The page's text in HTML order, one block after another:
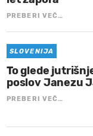
PREBERI VEČ…
SLOVENIJA
To glede
poslov Janezu
PREBERI VEČ…